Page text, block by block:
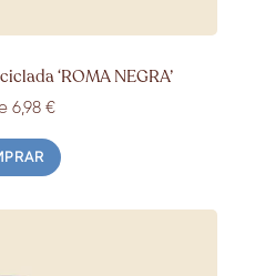
‘ROMANEGRA’
6,98 €